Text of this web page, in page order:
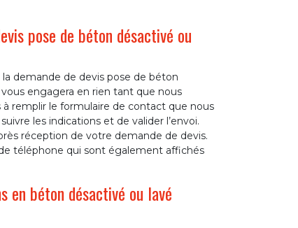
pose de béton désactivé ou
demande de devis pose de béton
engagera en rien tant que nous
à remplir le formulaire de contact que nous
les indications et de valider l’envoi.
réception de votre demande de devis.
téléphone qui sont également affichés
en béton désactivé ou lavé